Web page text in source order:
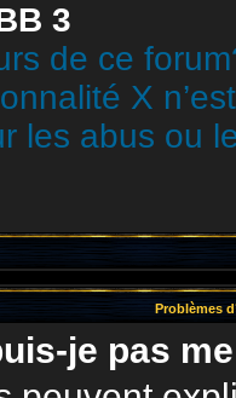
3
de ce
X
les abus ou
Problèmes
je pas